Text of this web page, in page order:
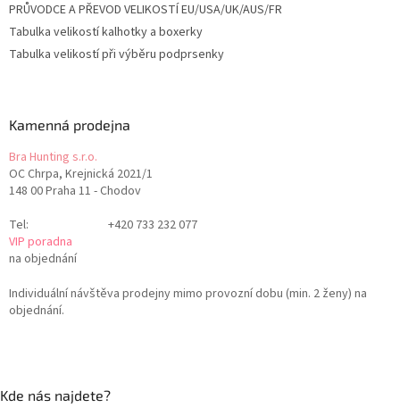
PRŮVODCE A PŘEVOD VELIKOSTÍ EU/USA/UK/AUS/FR
Tabulka velikostí kalhotky a boxerky
Tabulka velikostí při výběru podprsenky
Kamenná prodejna
Bra Hunting s.r.o.
OC Chrpa, Krejnická 2021/1
148 00 Praha 11 - Chodov
Tel:
+420 733 232 077
VIP poradna
na objednání
Individuální návštěva prodejny mimo provozní dobu (min. 2 ženy) na
objednání.
Kde nás najdete?